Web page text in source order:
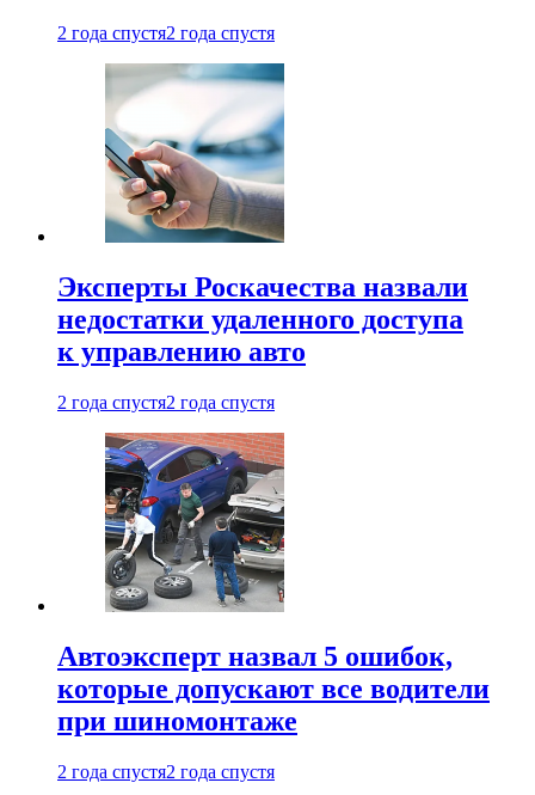
2 года спустя2 года спустя
Эксперты Роскачества назвали
недостатки удаленного доступа
к управлению авто
2 года спустя2 года спустя
Автоэксперт назвал 5 ошибок,
которые допускают все водители
при шиномонтаже
2 года спустя2 года спустя